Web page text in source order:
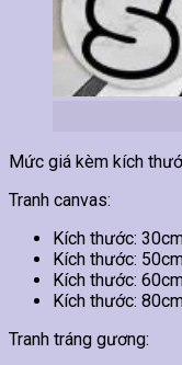
Mức giá kèm kích
Tranh canvas:
Kích thước:
Kích thước:
Kích thước:
Kích thước:
Tranh tráng gương: